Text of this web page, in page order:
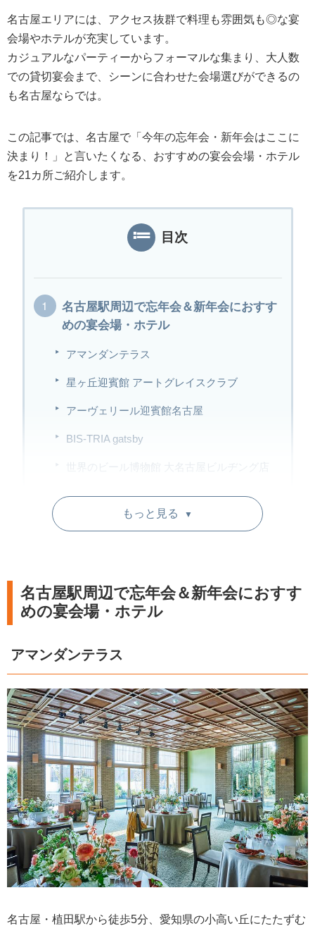
名古屋エリアには、アクセス抜群で料理も雰囲気も◎な宴
会場やホテルが充実しています。
カジュアルなパーティーからフォーマルな集まり、大人数
での貸切宴会まで、シーンに合わせた会場選びができるの
も名古屋ならでは。
この記事では、名古屋で「今年の忘年会・新年会はここに
決まり！」と言いたくなる、おすすめの宴会会場・ホテル
を21カ所ご紹介します。
目次
名古屋駅周辺で忘年会＆新年会におすす
めの宴会場・ホテル
アマンダンテラス
星ヶ丘迎賓館 アートグレイスクラブ
アーヴェリール迎賓館名古屋
BIS-TRIA gatsby
世界のビール博物館 大名古屋ビルヂング店
ラソール ガーデン・名古屋
ストリングスホテル名古屋
AILE d’ANGE NAGOYA
東天紅 KITTE名古屋店
栄・矢場町周辺で忘年会＆新年会におす
すめの宴会場
ダイニングダーツバーBee 栄店
ダイニングダーツバーBeeRUSH 錦店
シュマッツ・ビアダイニング名古屋中日ビル
店
バグース 名古屋栄店
アウトバックステーキハウス 名古屋店
忘年会＆新年会におすすめの宴会場・ホ
もっと見る ▼
名古屋駅周辺で忘年会＆新年会におすす
めの宴会場・ホテル
アマンダンテラス
名古屋・植田駅から徒歩5分、愛知県の小高い丘にたたずむ